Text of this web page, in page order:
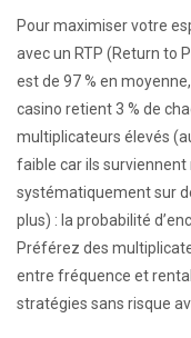
Pour maximiser votre
avec un RTP (Return to
est de 97 % en
casino retient 3 % de
multiplicateurs élevés
faible car ils
systématiquement sur
plus) : la probabilité
Préférez des
entre fréquence et
stratégies sans risque